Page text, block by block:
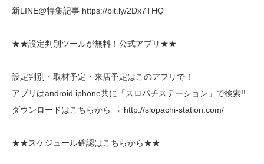
新LINE@特集記事 https://bit.ly/2Dx7THQ
★★設定判別ツールが無料！公式アプリ★★
設定判別・取材予定・来店予定はこのアプリで！
アプリはandroid iphone共に「スロパチステーション」で検索!!
ダウンロードはこちらから → http://slopachi-station.com/
★★スケジュール確認はこちらから★★